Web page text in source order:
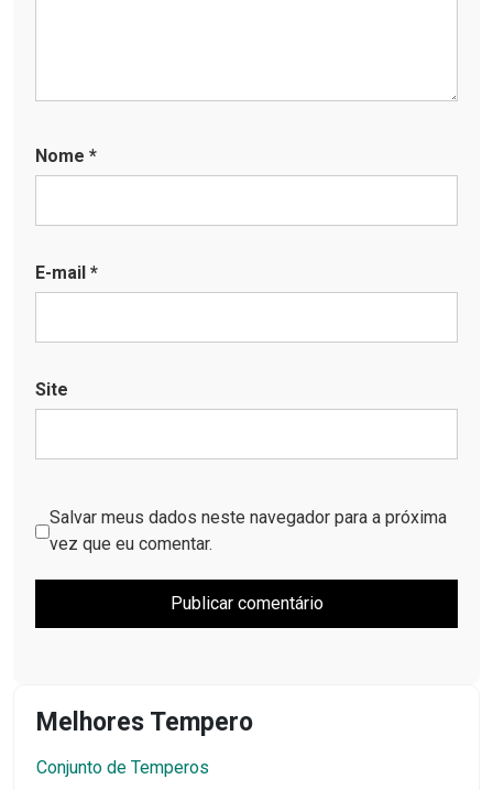
Nome *
E-mail *
Site
Salvar meus dados neste navegador para a próxima
vez que eu comentar.
Melhores Tempero
Conjunto de Temperos